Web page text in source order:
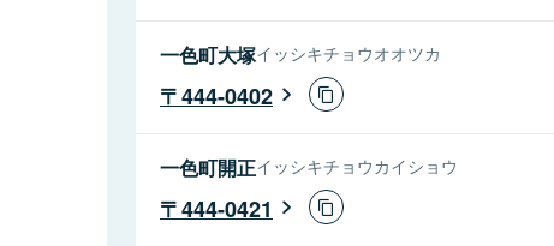
一色町大塚イッシキチョウオオツカ
444-0402
一色町開正イッシキチョウカイショウ
444-0421